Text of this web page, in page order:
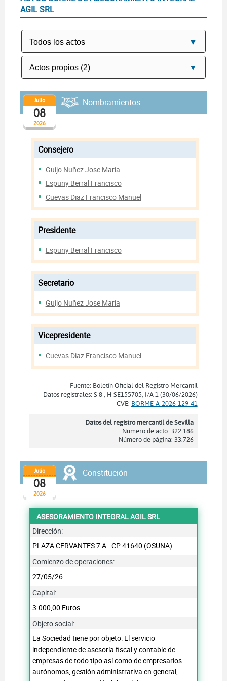
AGIL SRL
2026
Julio
08
Nombramientos
Consejero
Guijo Nuñez Jose Maria
Espuny Berral Francisco
Cuevas Diaz Francisco Manuel
Presidente
Espuny Berral Francisco
Secretario
Guijo Nuñez Jose Maria
Vicepresidente
Cuevas Diaz Francisco Manuel
Fuente: Boletín Oficial del Registro Mercantil
Datos registrales: S 8 , H SE155705, I/A 1 (30/06/2026)
CVE: BORME-A-2026-129-41
Datos del registro mercantil de Sevilla
Número de acto: 322.186
Número de página: 33.726
2026
Julio
08
Constitución
ASESORAMIENTO INTEGRAL AGIL SRL
Dirección:
PLAZA CERVANTES 7 A - CP 41640 (OSUNA)
Comienzo de operaciones:
27/05/26
Capital:
3.000,00 Euros
Objeto social:
La Sociedad tiene por objeto: El servicio
independiente de asesoría fiscal y contable de
empresas de todo tipo así como de empresarios
autónomos, gestión administrativa en general,